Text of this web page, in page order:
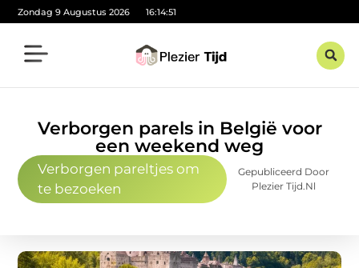
Zondag 9 Augustus 2026 16:14:52
Verborgen parels in België voor
een weekend weg
Verborgen pareltjes om
te bezoeken
Gepubliceerd Door
Plezier Tijd.nl